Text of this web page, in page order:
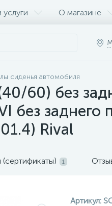
О магазине
сиденья автомобиля
60) без
без заднего
Rival
1
Артикул: